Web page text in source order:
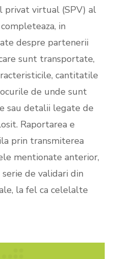
privat virtual (SPV) al
in
despre partenerii
sunt transportate,
cantitatile
de unde sunt
sau detalii legate de
Raportarea e
prin transmiterea
mentionate anterior,
de validari din
la fel ca celelalte